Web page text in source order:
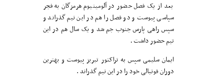
بعد از یک فصل حضور در آلومینیوم هرمزگان به فجر
سپاسی پیوست و دو فصل را هم در این تیم گذراند و
سپس راهی پارس جنوب جم شد و یک سال هم در این
تیم حضور داشت .
ایمان سلیمی سپس به تراکتور تبریز پیوست و بهترین
دوران فوتبالی خود را در این تیم گذراند .